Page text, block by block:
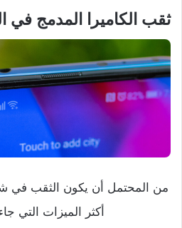
ثقب الكاميرا المدمج في
أكثر الميزات التي